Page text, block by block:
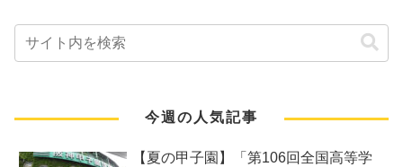
今週の人気記事
【夏の甲子園】「第106回全国高等学